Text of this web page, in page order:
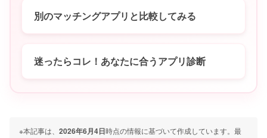
別のマッチングアプリと比較してみる
迷ったらコレ！あなたに合うアプリ診断
※本記事は、 2026年6月4日時点の情報に基づいて作成しています。最